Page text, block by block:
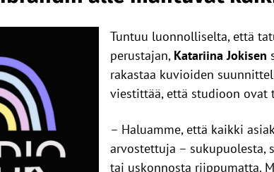
Tuntuu luonnolliselta, että
perustajan, Katariina Jokisen
rakastaa kuvioiden
viestittää, että studioon
– Haluamme, että kaikki
arvostettuja – sukupuolesta,
tai uskonnosta riippumatta.